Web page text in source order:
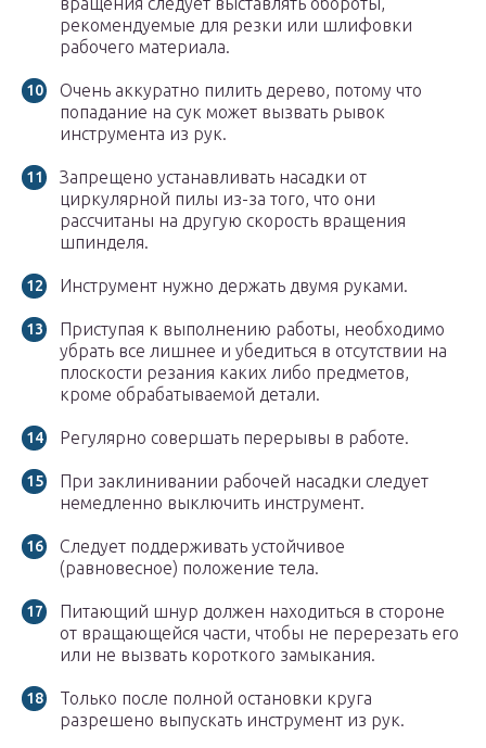
рекомендуемые для резки или шлифовки
рабочего материала.
Очень аккуратно пилить дерево, потому что
попадание на сук может вызвать рывок
инструмента из рук.
Запрещено устанавливать насадки от
циркулярной пилы из-за того, что они
рассчитаны на другую скорость вращения
шпинделя.
Инструмент нужно держать двумя руками.
Приступая к выполнению работы, необходимо
убрать все лишнее и убедиться в отсутствии на
плоскости резания каких либо предметов,
кроме обрабатываемой детали.
Регулярно совершать перерывы в работе.
При заклинивании рабочей насадки следует
немедленно выключить инструмент.
Следует поддерживать устойчивое
(равновесное) положение тела.
Питающий шнур должен находиться в стороне
от вращающейся части, чтобы не перерезать его
или не вызвать короткого замыкания.
Только после полной остановки круга
разрешено выпускать инструмент из рук.